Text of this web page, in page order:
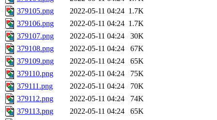
379105.png
2022-05-11 04:24 1.7K
379106.png
2022-05-11 04:24 1.7K
379107.png
2022-05-11 04:24
30K
379108.png
2022-05-11 04:24
67K
379109.png
2022-05-11 04:24
65K
379110.png
2022-05-11 04:24
75K
379111.png
2022-05-11 04:24
70K
379112.png
2022-05-11 04:24
74K
379113.png
2022-05-11 04:24
65K